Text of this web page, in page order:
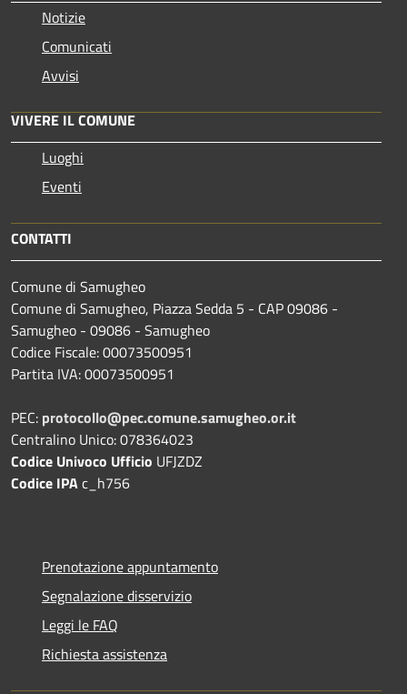
Notizie
Comunicati
Avvisi
VIVERE IL COMUNE
Luoghi
Eventi
CONTATTI
Comune di Samugheo
Comune di Samugheo, Piazza Sedda 5 - CAP 09086 -
Samugheo - 09086 - Samugheo
Codice Fiscale: 00073500951
Partita IVA: 00073500951
PEC: protocollo@pec.comune.samugheo.or.it
Centralino Unico: 078364023
Codice Univoco Ufficio UFJZDZ
Codice IPAc_h756
Prenotazione appuntamento
Segnalazione disservizio
Leggi le FAQ
Richiesta assistenza